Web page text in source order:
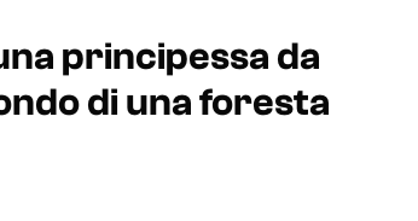
principessa da
di una foresta